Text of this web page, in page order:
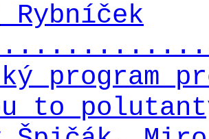
Rybníček
program
to